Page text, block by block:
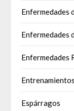
Enfermedades
Enfermedades
Enfermedades
Espárragos